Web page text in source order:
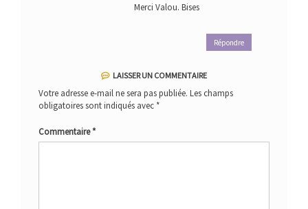
Merci Valou. Bises
Répondre
LAISSER UN COMMENTAIRE
Votre adresse e-mail ne sera pas publiée. Les champs
obligatoires sont indiqués avec *
Commentaire*